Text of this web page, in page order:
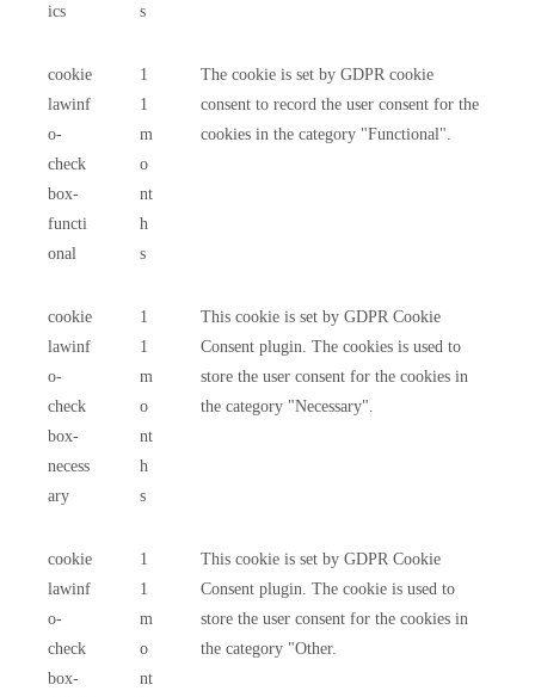
ics
s
cookie
lawinf
o-
check
box-
functi
onal
1
1
m
o
nt
h
s
The cookie is set by GDPR cookie
consent to record the user consent for the
cookies in the category "Functional".
cookie
lawinf
o-
check
box-
necess
ary
1
1
m
o
nt
h
s
This cookie is set by GDPR Cookie
Consent plugin. The cookies is used to
store the user consent for the cookies in
the category "Necessary".
cookie
lawinf
o-
check
box-
1
1
m
o
nt
This cookie is set by GDPR Cookie
Consent plugin. The cookie is used to
store the user consent for the cookies in
the category "Other.